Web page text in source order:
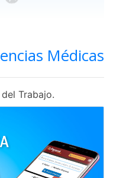
Médicas
Trabajo.